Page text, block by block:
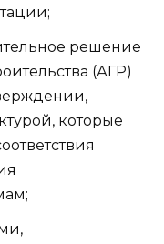
решение
(АГР)
которые